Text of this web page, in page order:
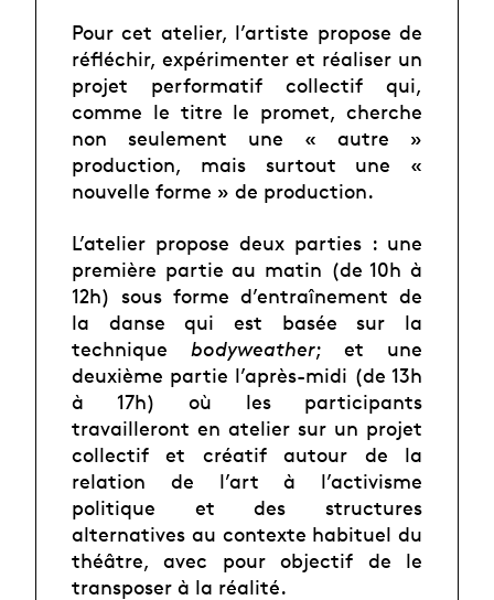
Pour cet atelier, l’artiste propose de
réfléchir, expérimenter et réaliser un
projet performatif collectif qui,
comme le titre le promet, cherche
non seulement une « autre »
production, mais surtout une «
nouvelle forme » de production.
L’atelier propose deux parties : une
première partie au matin (de 10h à
12h) sous forme d’entraînement de
la danse qui est basée sur la
technique bodyweather; et une
deuxième partie l’après-midi (de 13h
à 17h) où les participants
travailleront en atelier sur un projet
collectif et créatif autour de la
relation de l’art à l’activisme
politique et des structures
alternatives au contexte habituel du
théâtre, avec pour objectif de le
transposer à la réalité.